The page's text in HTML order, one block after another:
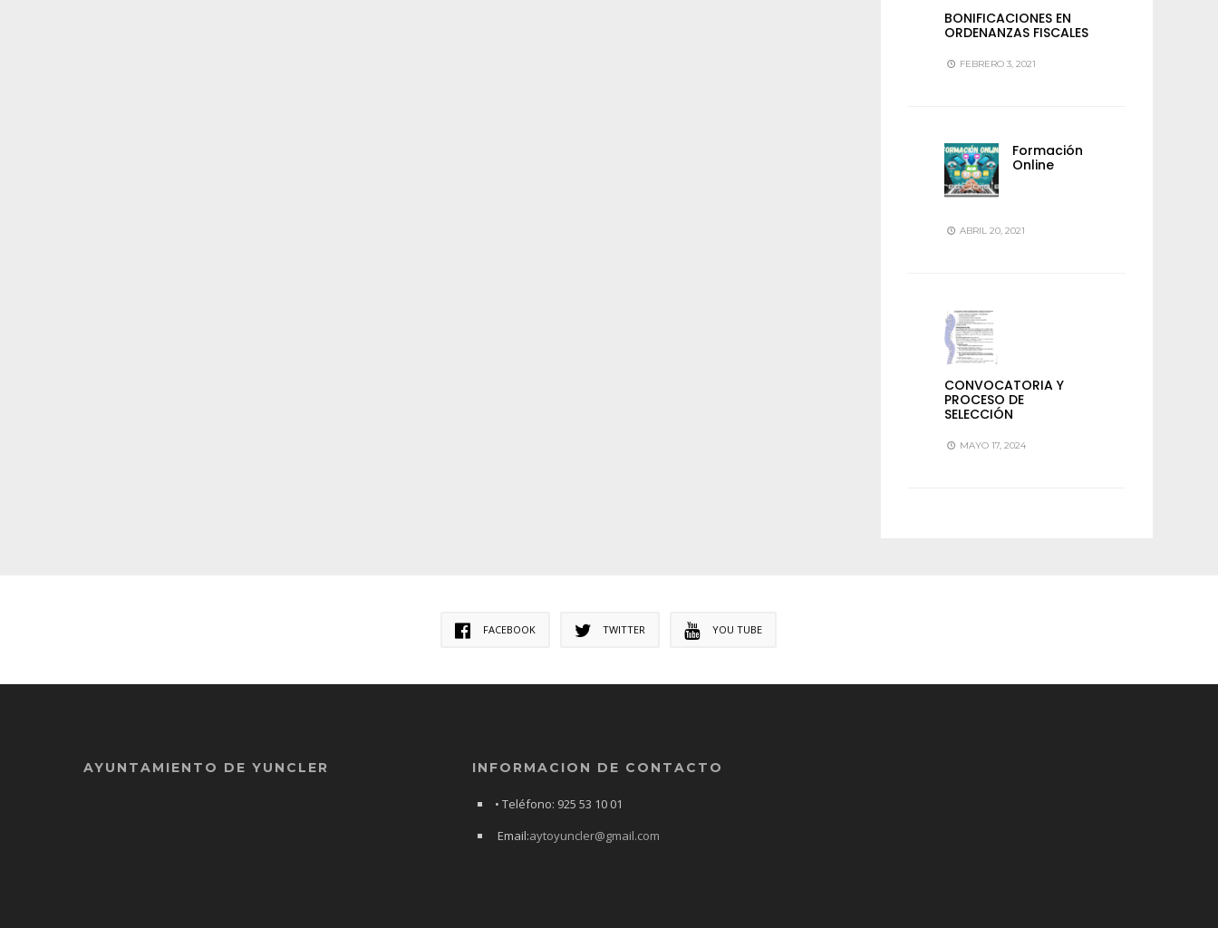
BONIFICACIONES EN
ORDENANZAS FISCALES
FEBRERO 3, 2021
Formación
Online
ABRIL 20, 2021
CONVOCATORIA Y
PROCESO DE
SELECCIÓN
MAYO 17, 2024
FACEBOOK TWITTER YOU TUBE
AYUNTAMIENTO DE YUNCLER INFORMACION DE CONTACTO
• Teléfono: 925 53 10 01
Email:aytoyuncler@gmail.com